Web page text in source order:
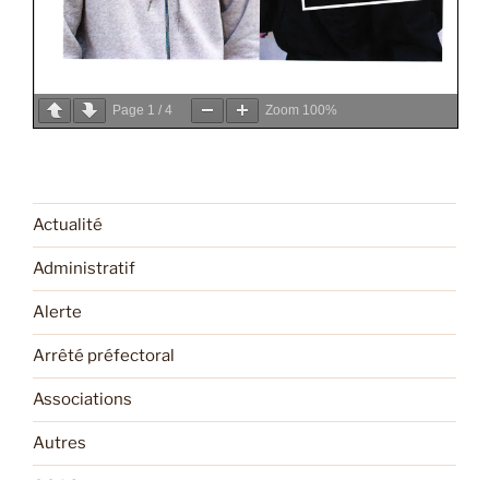
Page 1 / 4 Zoom 100%
Actualité
Administratif
Alerte
Arrêté préfectoral
Associations
Autres